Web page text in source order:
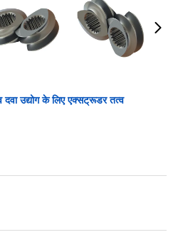
दवा उद्योग के लिए एक्सट्रूडर तत्व